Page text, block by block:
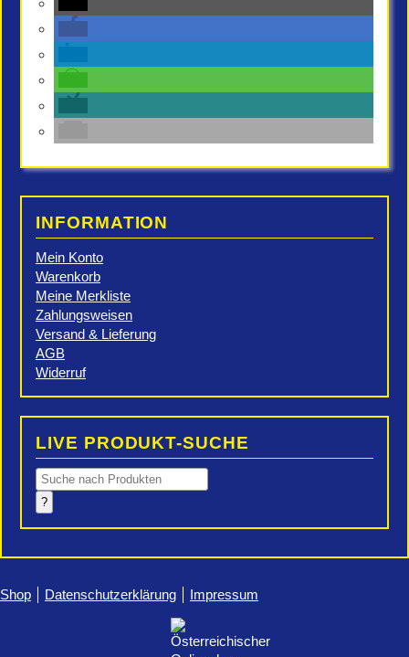
INFORMATION
Mein Konto
Warenkorb
Meine Merkliste
Zahlungsweisen
Versand & Lieferung
AGB
Widerruf
LIVE PRODUKT-SUCHE
Products
search
?
Shop Datenschutzerklärung Impressum